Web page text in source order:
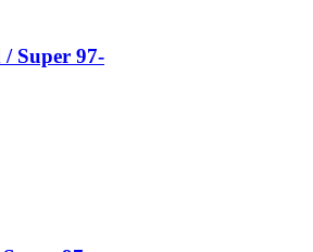
Super 97-